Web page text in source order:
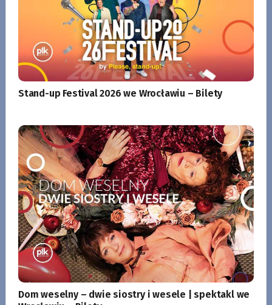
Stand-up Festival 2026 we Wrocławiu – Bilety
Dom weselny – dwie siostry i wesele | spektakl we